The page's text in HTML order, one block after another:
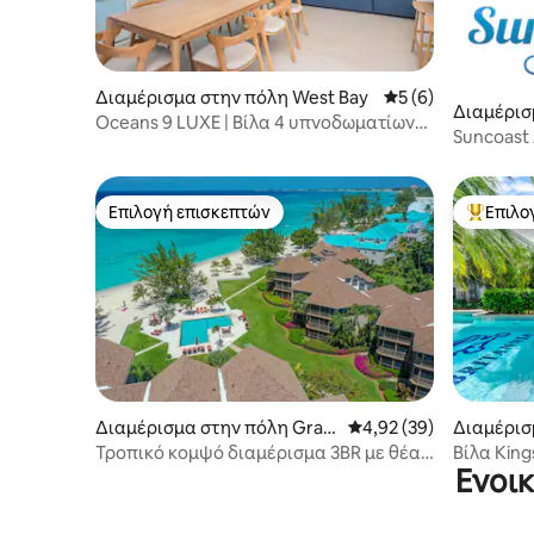
Διαμέρισμα στην πόλη West Bay Μέση βαθμολογία:
5 (6)
Oceans 9 LUXE | Βίλα 4 υπνοδωματίων
den Town
Επιλογή επισκεπτών
Επιλογή επισκεπτών
Διαμέρισμα στην πόλη Gran
d Cayman
Μέση βαθμολογία:
4,92 (39)
Τροπικό κομψό διαμέρισμα 3BR με θέα
Town
Βίλα